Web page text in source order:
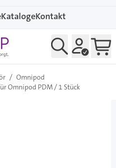
KatalogeKontakt
/ Omnipod
Omnipod PDM / 1 Stück